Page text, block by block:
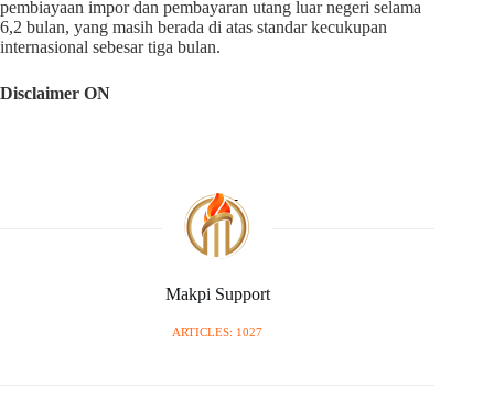
pembiayaan impor dan pembayaran utang luar negeri selama
6,2 bulan, yang masih berada di atas standar kecukupan
internasional sebesar tiga bulan.
Disclaimer ON
Makpi Support
ARTICLES: 1027